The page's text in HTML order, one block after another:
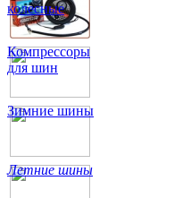
колесные
Компрессоры
для шин
Зимние шины
Летние шины